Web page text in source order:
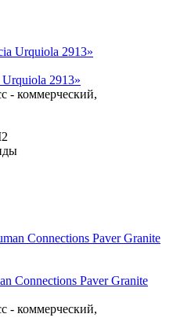
Urquiola 2913»
- коммерческий,
Connections Paver Granite
- коммерческий,